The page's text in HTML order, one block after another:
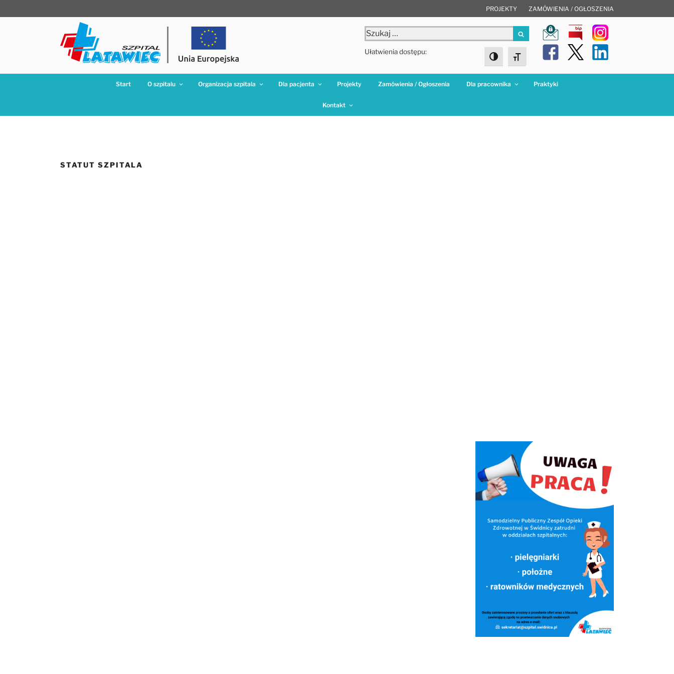
do
PROJEKTY ZAMÓWIENIA / OGŁOSZENIA
Szukaj:
Szukaj
Ułatwienia dostępu:
Toggle High Contrast
Toggle Font size
Start O szpitalu Organizacja szpitala Dla pacjenta Projekty Zamówienia / Ogłoszenia Dla pracownika Praktyki
Kontakt
STATUT SZPITALA